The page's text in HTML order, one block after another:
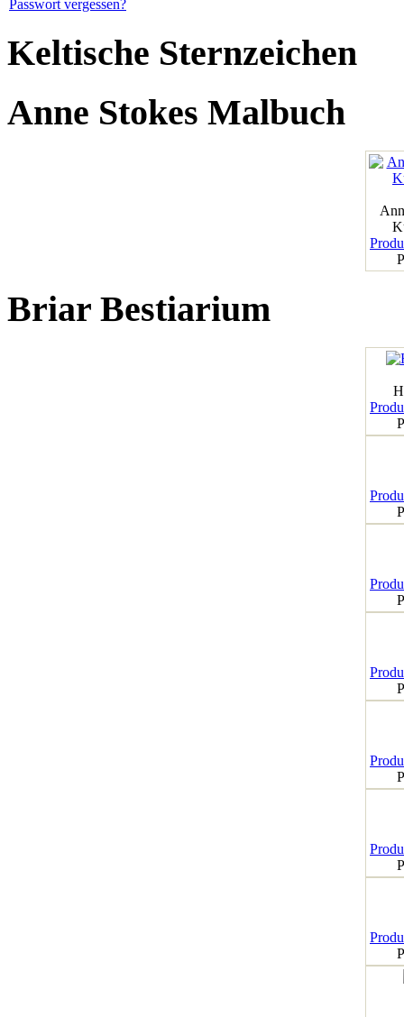
Passwort vergessen?
Keltische Sternzeichen
Anne Stokes Malbuch
Briar Bestiarium